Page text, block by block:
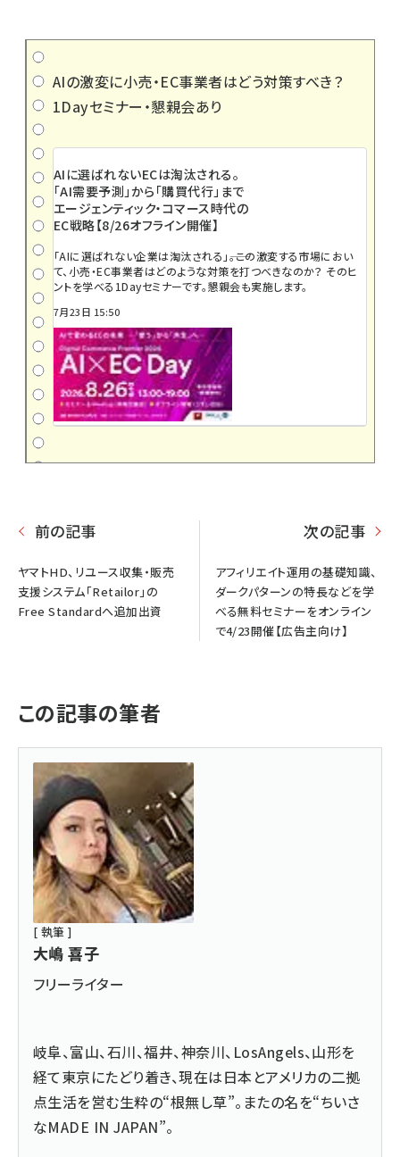
AIの激変に小売・EC事業者はどう対策すべき？
1Dayセミナー・懇親会あり
AIに選ばれないECは淘汰される。
「AI需要予測」から「購買代行」まで
エージェンティック・コマース時代の
EC戦略【8/26オフライン開催】
「AIに選ばれない企業は淘汰される」――。この激変する市場におい
て、小売・EC事業者はどのような対策を打つべきなのか？ そのヒ
ントを学べる1Dayセミナーです。懇親会も実施します。
7月23日 15:50
前の記事
ヤマトHD、リユース収集・販売
支援システム「Retailor」の
Free Standardへ追加出資
次の記事
アフィリエイト運用の基礎知識、
ダークパターンの特長などを学
べる無料セミナーをオンライン
で4/23開催【広告主向け】
この記事の筆者
[ 執筆 ]
大嶋 喜子
フリーライター
岐阜、富山、石川、福井、神奈川、LosAngels、山形を
経て東京にたどり着き、現在は日本とアメリカの二拠
点生活を営む生粋の“根無し草”。またの名を“ちいさ
なMADE IN JAPAN”。